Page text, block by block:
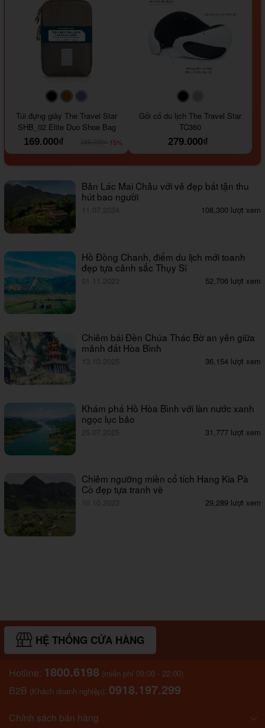
#000000#964B00
Túi đựng giày The Travel Star
SHB_02 Elite Duo Shoe Bag
169.000₫
-15%
#000000
Gối cổ du lịch The Travel Star
TC360
279.000₫
Bản Lác Mai Châu với vẻ đẹp bất tận thu
hút bao người
11.07.2024 108,300 lượt xem
Hồ Đồng Chanh, điểm du lịch mới toanh
đẹp tựa cảnh sắc Thụy Sĩ
01.11.2023 52,706 lượt xem
Chiêm bái Đền Chúa Thác Bờ an yên giữa
mảnh đất Hòa Bình
13.10.2025 36,154 lượt xem
Khám phá Hồ Hòa Bình với làn nước xanh
ngọc lục bảo
25.07.2025 31,777 lượt xem
Chiêm ngưỡng miền cổ tích Hang Kia Pà
Cò đẹp tựa tranh vẽ
10.10.2023 29,289 lượt xem
HỆ THỐNG CỬA HÀNG
Hotline: 1800.6198 (miễn phí 09:00 - 22:00)
B2B (Khách doanh nghiệp): 0918.197.299
Chính sách bán hàng